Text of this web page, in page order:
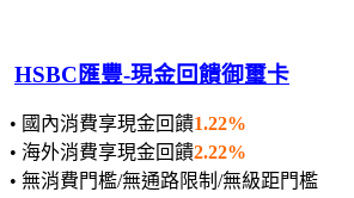
HSBC匯豐-現金回饋御璽卡
• 國內消費享現金回饋1.22%
• 海外消費享現金回饋2.22%
• 無消費門檻/無通路限制/無級距門檻